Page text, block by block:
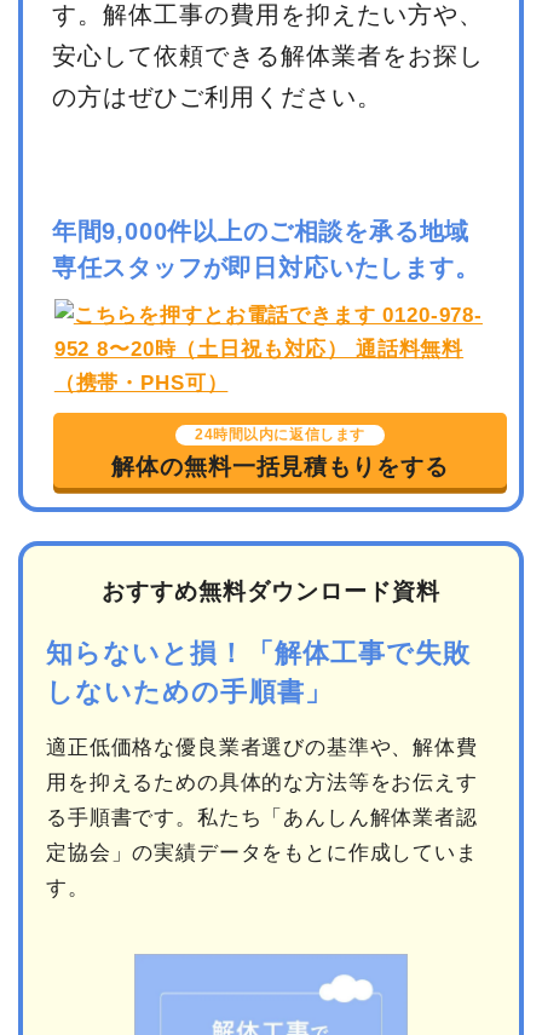
す。解体工事の費用を抑えたい方や、
安心して依頼できる解体業者をお探し
の方はぜひご利用ください。
年間9,000件以上のご相談を承る地域
専任スタッフが即日対応いたします。
24時間以内に返信します
解体の無料一括見積もりをする
おすすめ無料ダウンロード資料
知らないと損！「解体工事で失敗
しないための手順書」
適正低価格な優良業者選びの基準や、解体費
用を抑えるための具体的な方法等をお伝えす
る手順書です。私たち「あんしん解体業者認
定協会」の実績データをもとに作成していま
す。